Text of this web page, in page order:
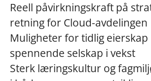
Reell påvirkningskraft på
retning for Cloud-avdelingen
Muligheter for tidlig eierskap
spennende selskap i vekst
Sterk læringskultur og